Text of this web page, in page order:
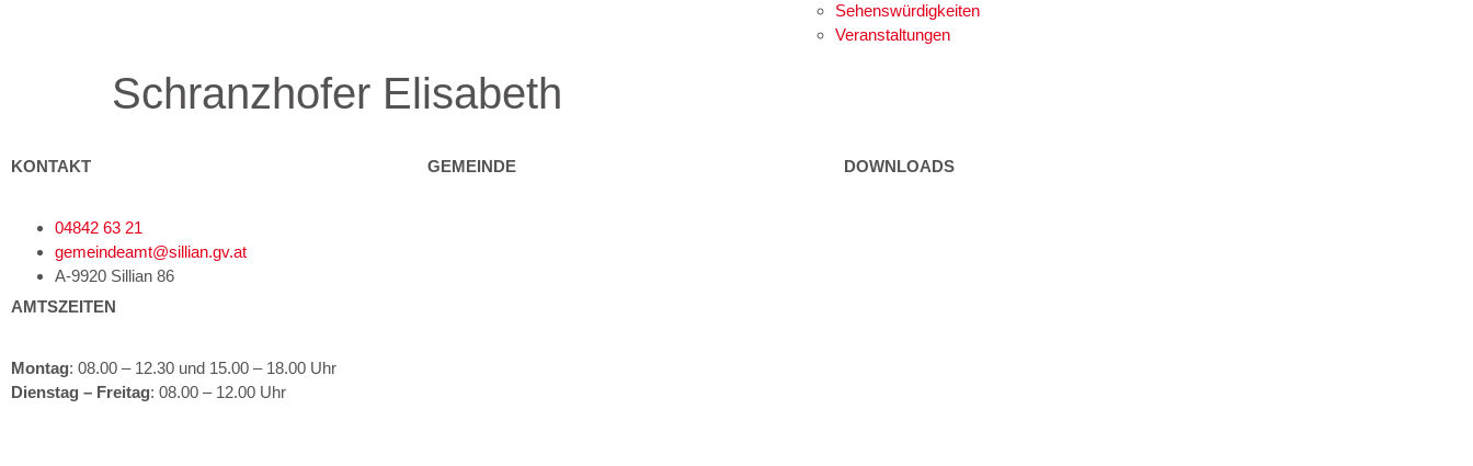
Sehenswürdigkeiten
Veranstaltungen
Schranzhofer Elisabeth
KONTAKT
04842 63 21
gemeindeamt@sillian.gv.at
A-9920 Sillian 86
AMTSZEITEN
Montag: 08.00 – 12.30 und 15.00 – 18.00 Uhr
Dienstag – Freitag: 08.00 – 12.00 Uhr
GEMEINDE DOWNLOADS